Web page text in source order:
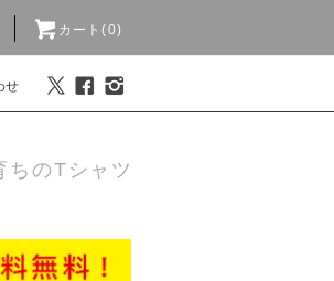
カート(0)
せ
ちのTシャツ